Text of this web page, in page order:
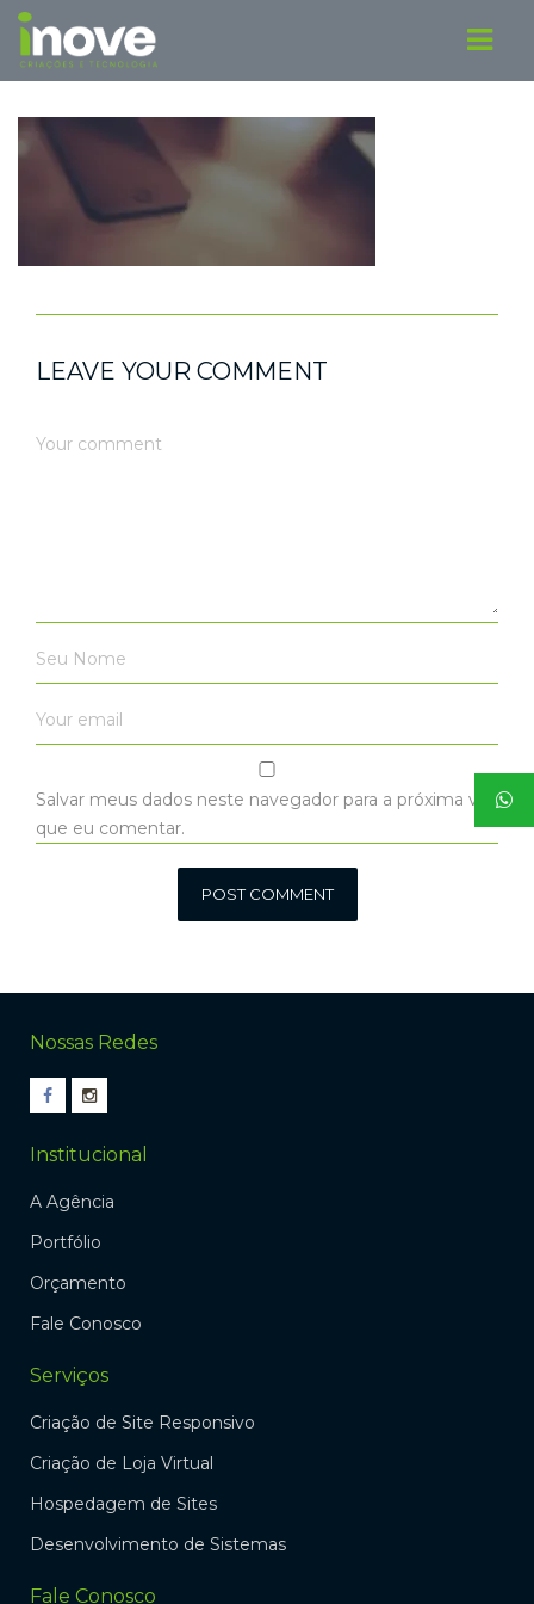
LEAVE YOUR COMMENT
Salvar meus dados neste navegador para a próxima vez
que eu comentar.
Nossas Redes
Institucional
A Agência
Portfólio
Orçamento
Fale Conosco
Serviços
Criação de Site Responsivo
Criação de Loja Virtual
Hospedagem de Sites
Desenvolvimento de Sistemas
Fale Conosco